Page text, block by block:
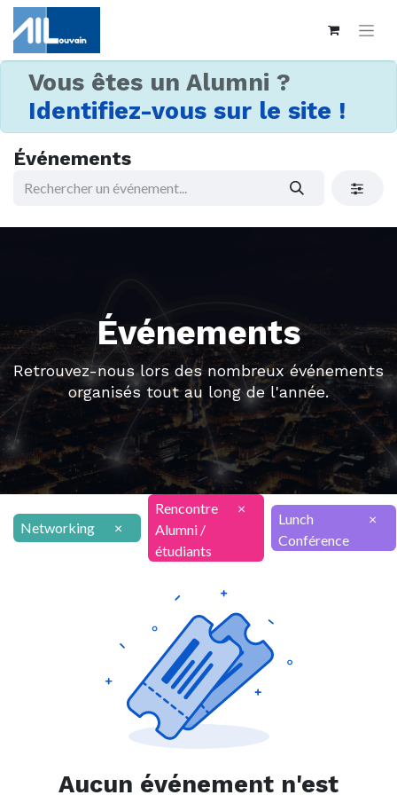
Vous êtes un Alumni ?
Identifiez-vous sur le site !
Événements
Événements
Retrouvez-nous lors des nombreux événements
organisés tout au long de l'année.
Networking ×
Rencontre
Alumni /
étudiants
×
Lunch
Conférence
×
Aucun événement n'est